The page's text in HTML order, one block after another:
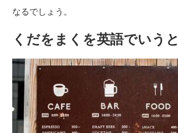
なるでしょう。
くだをまくを英語でいうと